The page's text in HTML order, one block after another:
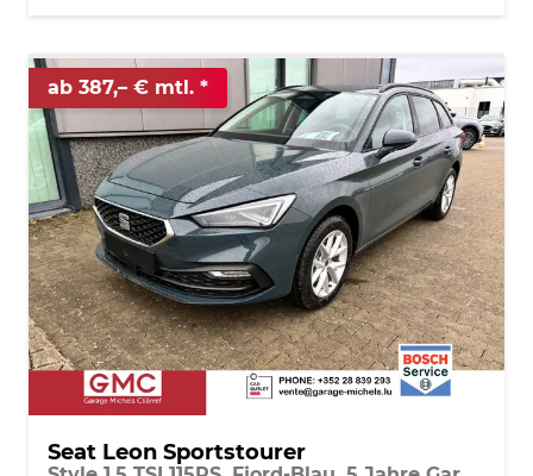
ab 387,– € mtl.
Seat Leon Sportstourer